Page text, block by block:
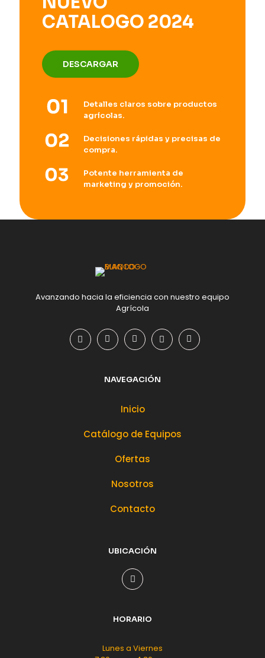
CATALOGO 2024
DESCARGAR
Detalles claros sobre productos
agrícolas.
Decisiones rápidas y precisas de
compra.
Potente herramienta de
marketing y promoción.
Avanzando hacia la eficiencia con nuestro equipo
Agrícola
NAVEGACIÓN
Inicio
Catálogo de Equipos
Ofertas
Nosotros
Contacto
UBICACIÓN
HORARIO
Lunes a Viernes